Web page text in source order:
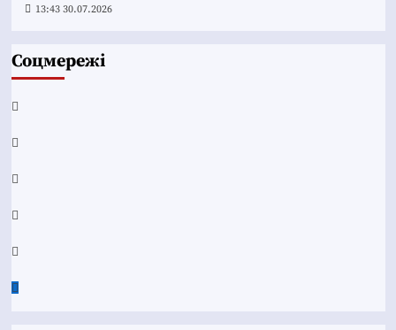
13:43 30.07.2026
Соцмережі
Facebook
YouTube
Telegram
Instagram
Twitter
Google